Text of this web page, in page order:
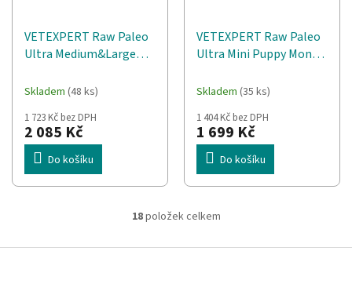
VETEXPERT Raw Paleo
Ultra Medium&Large
suché krmivo pro psy -
Skladem (48 ks)
1 723 Kč bez DPH
2 085 Kč
Do košíku
VETEXPERT Raw Paleo
Ultra Mini Puppy Mono
pro štěňata - 8 kg
Skladem (35 ks)
1 404 Kč bez DPH
1 699 Kč
Do košíku
O
l
18položek celkem
Z